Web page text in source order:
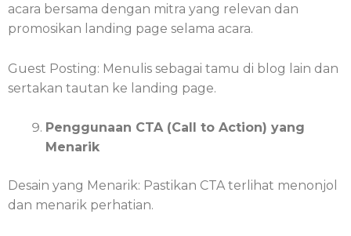
acara bersama dengan mitra yang relevan dan
promosikan landing page selama acara.
Guest Posting: Menulis sebagai tamu di blog lain dan
sertakan tautan ke landing page.
Penggunaan CTA (Call to Action) yang
Menarik
Desain yang Menarik: Pastikan CTA terlihat menonjol
dan menarik perhatian.